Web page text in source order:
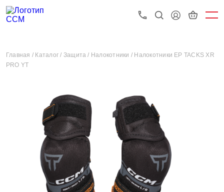
Главная / Каталог / Защита / Налокотники / Налокотники EP TACKS XR
PRO YT